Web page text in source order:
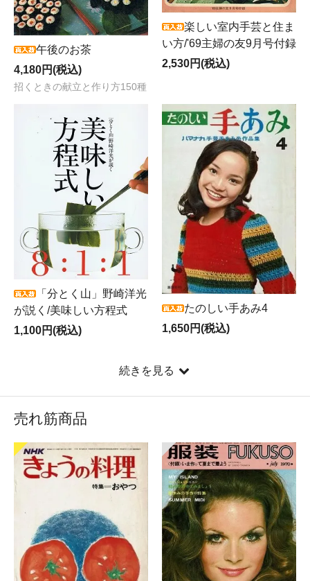
午後のお茶
4,180円(税込)
招くときの献立と作り方150種
楽しい室内手芸と住ま
い方/'69主婦の友9月号付録
2,530円(税込)
「分とく山」野崎洋光
が説く/美味しい方程式
1,100円(税込)
たのしい手あみ4
1,650円(税込)
続きを見る
売れ筋商品